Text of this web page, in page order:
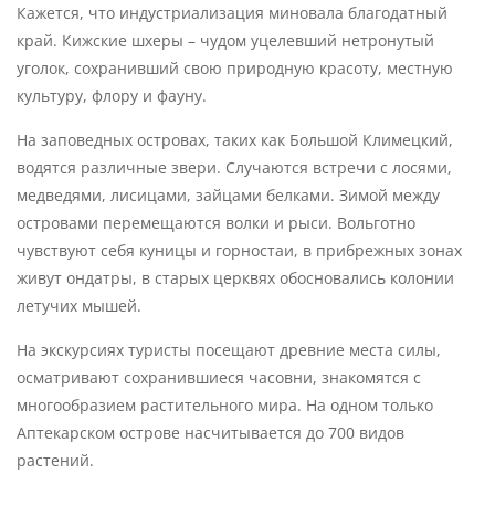
Кажется, что индустриализация миновала благодатный
край. Кижские шхеры – чудом уцелевший нетронутый
уголок, сохранивший свою природную красоту, местную
культуру, флору и фауну.
На заповедных островах, таких как Большой Климецкий,
водятся различные звери. Случаются встречи с лосями,
медведями, лисицами, зайцами белками. Зимой между
островами перемещаются волки и рыси. Вольготно
чувствуют себя куницы и горностаи, в прибрежных зонах
живут ондатры, в старых церквях обосновались колонии
летучих мышей.
На экскурсиях туристы посещают древние места силы,
осматривают сохранившиеся часовни, знакомятся с
многообразием растительного мира. На одном только
Аптекарском острове насчитывается до 700 видов
растений.